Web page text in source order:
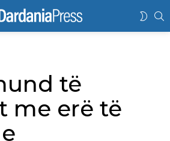
të
me erë të